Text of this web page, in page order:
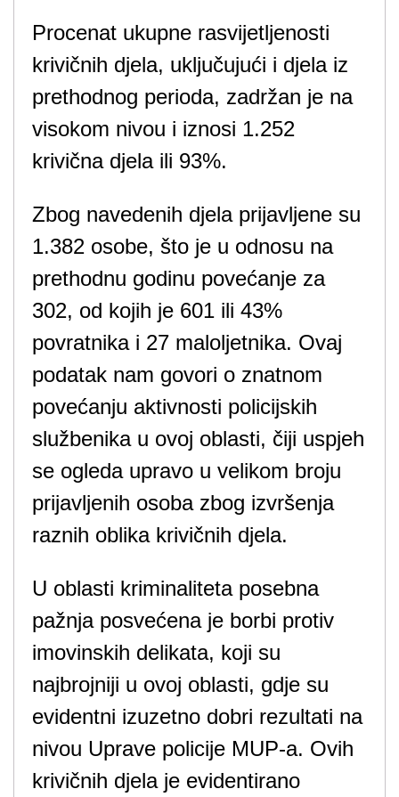
Procenat ukupne rasvijetljenosti
krivičnih djela, uključujući i djela iz
prethodnog perioda, zadržan je na
visokom nivou i iznosi 1.252
krivična djela ili 93%.
Zbog navedenih djela prijavljene su
1.382 osobe, što je u odnosu na
prethodnu godinu povećanje za
302, od kojih je 601 ili 43%
povratnika i 27 maloljetnika. Ovaj
podatak nam govori o znatnom
povećanju aktivnosti policijskih
službenika u ovoj oblasti, čiji uspjeh
se ogleda upravo u velikom broju
prijavljenih osoba zbog izvršenja
raznih oblika krivičnih djela.
U oblasti kriminaliteta posebna
pažnja posvećena je borbi protiv
imovinskih delikata, koji su
najbrojniji u ovoj oblasti, gdje su
evidentni izuzetno dobri rezultati na
nivou Uprave policije MUP-a. Ovih
krivičnih djela je evidentirano